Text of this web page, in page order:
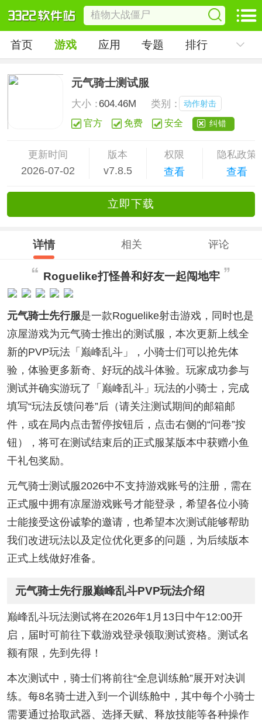
首页 游戏 应用 专题 排行
元气骑士测试服
大小：604.46M 类别： 动作射击
官方 免费 安全 纠错
更新时间
2026-07-02
版本
v7.8.5
权限
查看
隐私政策
查看
立即下载
详情 相关 评论
Roguelike打怪兽和好友一起闯地牢
元气骑士先行服是一款Roguelike射击游戏，同时也是
凉屋游戏为元气骑士推出的测试服，本次更新上线全
新的PVP玩法「巅峰乱斗」，小骑士们可以抢先体
验，体验更多新奇、好玩的战斗体验。玩家成功参与
测试并确实游玩了「巅峰乱斗」玩法的小骑士，完成
填写“玩法反馈问卷”后（请关注测试期间的邮箱邮
件，或在局内点击暂停按钮后，点击右侧的“问卷”按
钮），将可在测试结束后的正式服某版本中获赠小鱼
干礼包奖励。
元气骑士测试服2026中不支持游戏账号的注册，需在
正式服中拥有凉屋游戏账号才能登录，希望各位小骑
士能接受这份诚挚的邀请，也希望本次测试能够帮助
我们改进玩法以及定位优化更多的问题，为后续版本
正式上线做好准备。
元气骑士先行服巅峰乱斗PVP玩法介绍
巅峰乱斗玩法测试将在2026年1月13日中午12:00开
启，届时可前往下载游戏登录领取测试资格。测试名
额有限，先到先得！
本次测试中，骑士们将前往“全息训练舱”展开对决训
练。每8名骑士进入到一个训练舱中，其中每个小骑士
需要通过拾取武器、选择天赋、释放技能等各种操作